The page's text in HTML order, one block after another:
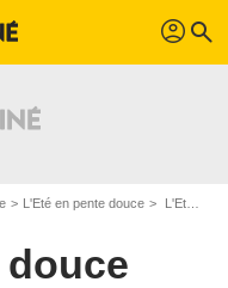
profil search
L'Eté en pente douce L'Eté en pente douce en DVD Blu Ray
douce